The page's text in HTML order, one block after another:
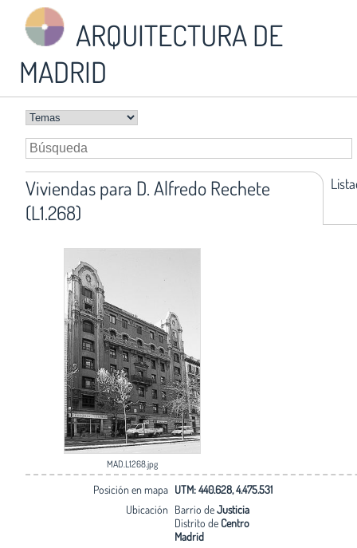
ARQUITECTURA DE
MADRID
Viviendas para D. Alfredo Rechete
(L1.268)
MAD.L1268.jpg
Posición en mapa UTM: 440.628, 4.475.531
Ubicación Barrio deJusticia
Distrito de Centro
Madrid